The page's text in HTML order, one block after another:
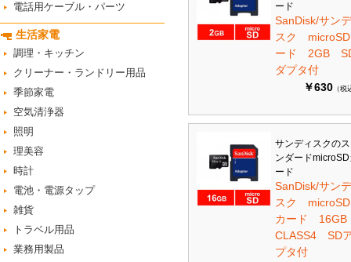
電話用ケーブル・パーツ
生活家電
調理・キッチン
クリーナー・ランドリー用品
季節家電
空気清浄器
照明
理美容
時計
電池・電源タップ
雑貨
トラベル用品
業務用製品
ード
SanDisk/サン
スク
ード 2GB
ダプタ付
￥630 （税
サンディスクの
ンダード
ード
SanDisk/サン
スク
カード
CLASS4 SD
プタ付